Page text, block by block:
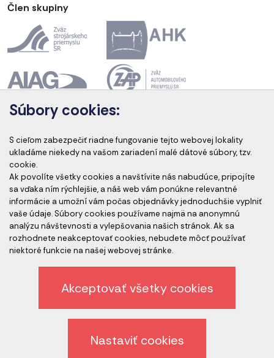
Člen skupiny
Akreditácia kurzov
Akreditovaní audítori
Etický kódex spoločnosti
Ochrana osobných údajov
Odhlásenie z newslettera
Súbory cookies:
S cieľom zabezpečiť riadne fungovanie tejto webovej lokality
ukladáme niekedy na vašom zariadení malé dátové súbory, tzv.
cookie.
Ak povolíte všetky cookies a navštívite nás nabudúce, pripojíte
sa vďaka ním rýchlejšie, a náš web vám ponúkne relevantné
informácie a umožní vám počas objednávky jednoduchšie vyplniť
vaše údaje. Súbory cookies používame najmä na anonymnú
analýzu návštevnosti a vylepšovania našich stránok. Ak sa
rozhodnete neakceptovať cookies, nebudete môcť používať
niektoré funkcie na našej webovej stránke.
Akceptovať všetky cookies
Nastaviť cookies